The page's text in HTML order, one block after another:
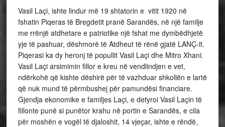
Vasil Laçi, ishte lindur më 19 shtatorin e vitit 1920 në
fshatin Piqeras të Bregdetit pranë Sarandës, në një familje
me rrënjë atdhetare e patriotike një fshat me dymbëdhjetë
yje të pashuar, dëshmorë të Atdheut të rënë gjatë LANÇ-it.
Piqerasi ka dy heronj të popullit Vasil Laçi dhe Mitro Xhani.
Vasil Laçi arsimimin fillor e kreu në vendlindjen e vet,
ndërkohë që kishte dëshirë për të vazhduar shkollën e lartë
që nuk mund të përmbushej për pamundësi financiare.
Gjendja ekonomike e familjes Laçi, e detyroi Vasil Laçin të
fillonte punë si punëtor krahu në portin e Sarandës, e cila
për moshën e vogël të djaloshit, 14 vjeçar, ishte e rëndë,